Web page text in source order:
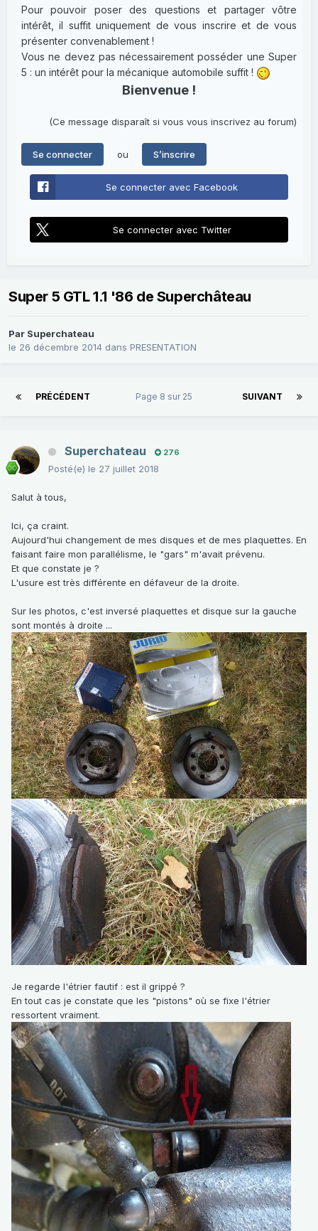
Pour pouvoir poser des questions et partager vôtre
intérêt, il suffit uniquement de vous inscrire et de vous
présenter convenablement !
Vous ne devez pas nécessairement posséder une Super
5 : un intérêt pour la mécanique automobile suffit !
Bienvenue !
(Ce message disparaît si vous vous inscrivez au forum)
Se connecter ou S’inscrire
Se connecter avec Facebook
Se connecter avec Twitter
Super 5 GTL 1.1 '86 de Superchâteau
Par Superchateau
le 26 décembre 2014 dans PRESENTATION
PRÉCÉDENT SUIVANT
Page 8 sur 25
Superchateau 276
Posté(e) le 27 juillet 2018
Salut à tous,
Ici, ça craint.
Aujourd'hui changement de mes disques et de mes plaquettes. En
faisant faire mon parallélisme, le "gars" m'avait prévenu.
Et que constate je ?
L'usure est très différente en défaveur de la droite.
Sur les photos, c'est inversé plaquettes et disque sur la gauche
sont montés à droite ...
Je regarde l'étrier fautif : est il grippé ?
En tout cas je constate que les "pistons" où se fixe l'étrier
ressortent vraiment.